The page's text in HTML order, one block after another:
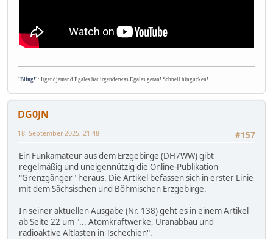
"Bling!": Irgendjemand Egales hat irgendetwas Egales getan! Schnell hingucken!
DG0JN
#157
18. September 2025, 21:48
Ein Funkamateur aus dem Erzgebirge (DH7WW) gibt
regelmäßig und uneigennützig die Online-Publikation
"Grenzgänger" heraus. Die Artikel befassen sich in erster Linie
mit dem Sächsischen und Böhmischen Erzgebirge.
In seiner aktuellen Ausgabe (Nr. 138) geht es in einem Artikel
ab Seite 22 um "... Atomkraftwerke, Uranabbau und
radioaktive Altlasten in Tschechien".